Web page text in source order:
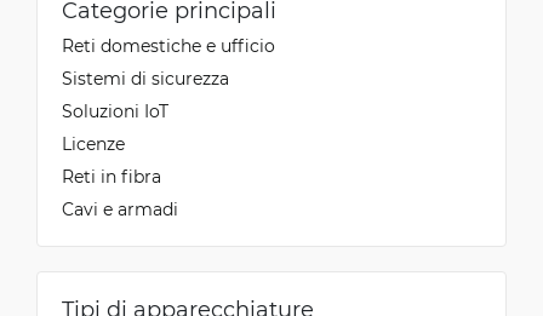
Categorie principali
Reti domestiche e ufficio
Sistemi di sicurezza
Soluzioni IoT
Licenze
Reti in fibra
Cavi e armadi
Tipi di apparecchiature